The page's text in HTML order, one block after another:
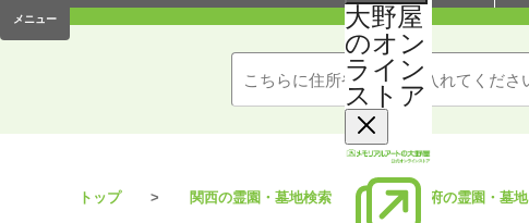
大野屋
のオン
ライン
ストア
メニュー
トップ 関西の霊園・墓地検索 大阪府の霊園・墓地